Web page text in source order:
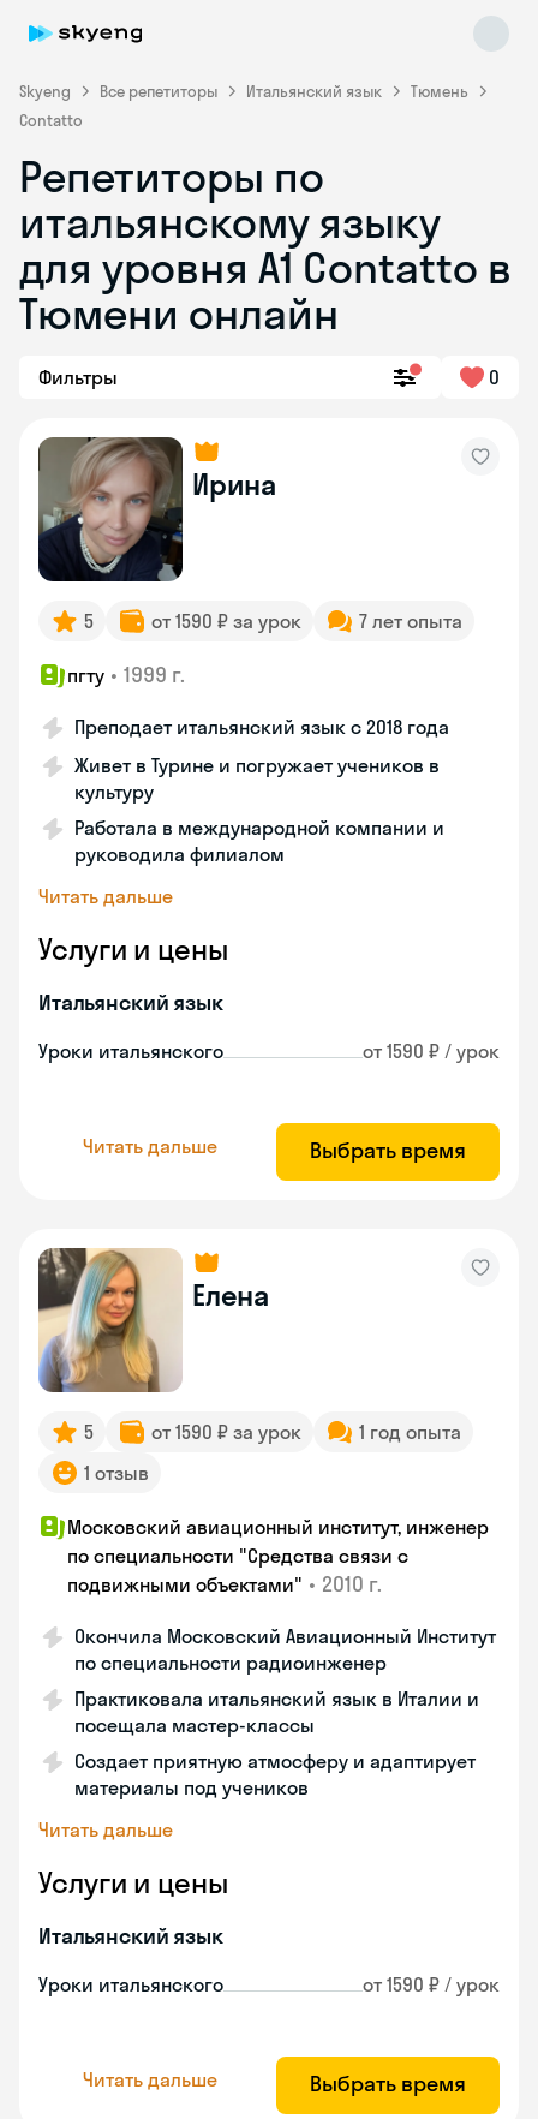
Skyeng Все репетиторы Итальянский язык
Тюмень
Contatto
Репетиторы по
итальянскому языку
для уровня А1 Contatto в
Тюмени онлайн
Фильтры 0
Ирина
5 от 1590 ₽ за урок 7 лет опыта
пгту • 1999 г.
Преподает итальянский язык с 2018 года
Живет в Турине и погружает учеников в
культуру
Работала в международной компании и
руководила филиалом
Читать дальше
Услуги и цены
Итальянский язык
Уроки итальянского от 1590 ₽ / урок
Читать дальше Выбрать время
Елена
5 от 1590 ₽ за урок
1 год опыта
1 отзыв
Московский авиационный институт, инженер
по специальности "Средства связи с
подвижными объектами" • 2010 г.
Окончила Московский Авиационный Институт
по специальности радиоинженер
Практиковала итальянский язык в Италии и
посещала мастер-классы
Создает приятную атмосферу и адаптирует
материалы под учеников
Читать дальше
Услуги и цены
Итальянский язык
Уроки итальянского от 1590 ₽ / урок
Читать дальше Выбрать время
Skyeng Chat